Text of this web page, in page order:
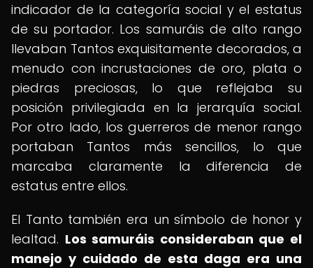
indicador de la categoría social y el estatus
de su portador. Los samuráis de alto rango
llevaban Tantos exquisitamente decorados, a
menudo con incrustaciones de oro, plata o
piedras preciosas, lo que reflejaba su
posición privilegiada en la jerarquía social.
Por otro lado, los guerreros de menor rango
portaban Tantos más sencillos, lo que
marcaba claramente la diferencia de
estatus entre ellos.
El Tanto también era un símbolo de honor y
lealtad. Los samuráis consideraban que el
manejo y cuidado de esta daga era una